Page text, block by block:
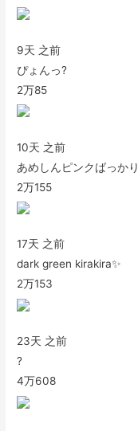
9天 之前
ぴょんっ?
2万85
10天 之前
あめしんピンクばっかり
2万155
17天 之前
dark green kirakira✨
2万153
23天 之前
?
4万608